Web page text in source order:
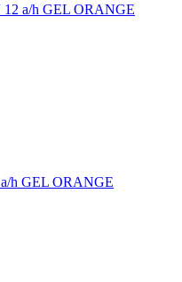
a/h GEL ORANGE
h GEL ORANGE